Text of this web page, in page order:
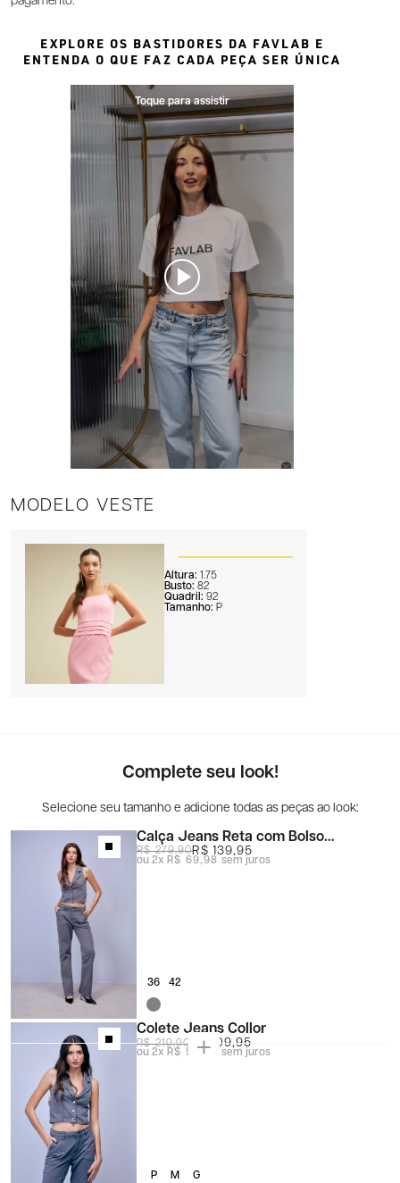
MODELO VESTE
Altura: 1.75
Busto: 82
Quadril: 92
Tamanho: P
EXPLORE OS BASTIDORES DA FAVLAB E
ENTENDA O QUE FAZ CADA PEÇA SER ÚNICA
Complete seu look!
Calça Jeans Reta com Bolso
Carpinteiro
R$ 279,90R$ 139,95
2x R$ 69,98sem juros
36 42
Colete Jeans Collor
R$ 219,90 R$ 109,95
2xR$ 54,98sem juros
P M G